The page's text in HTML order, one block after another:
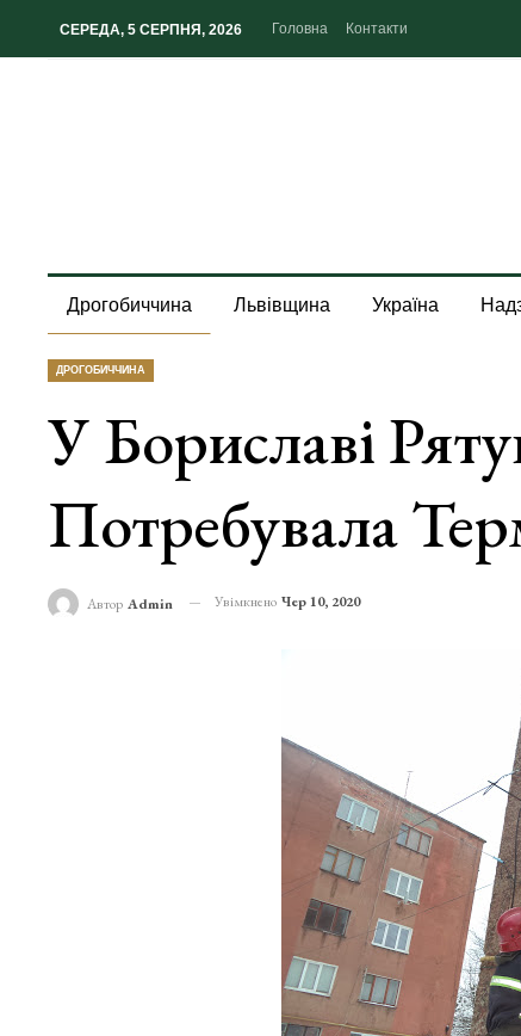
СЕРЕДА, 5 СЕРПНЯ, 2026 Головна Контакти
Дрогобиччина Львівщина Україна
ДРОГОБИЧЧИНА
У Бориславі
Потребувала
Автор Admin Увімкнено Чер 10, 2020